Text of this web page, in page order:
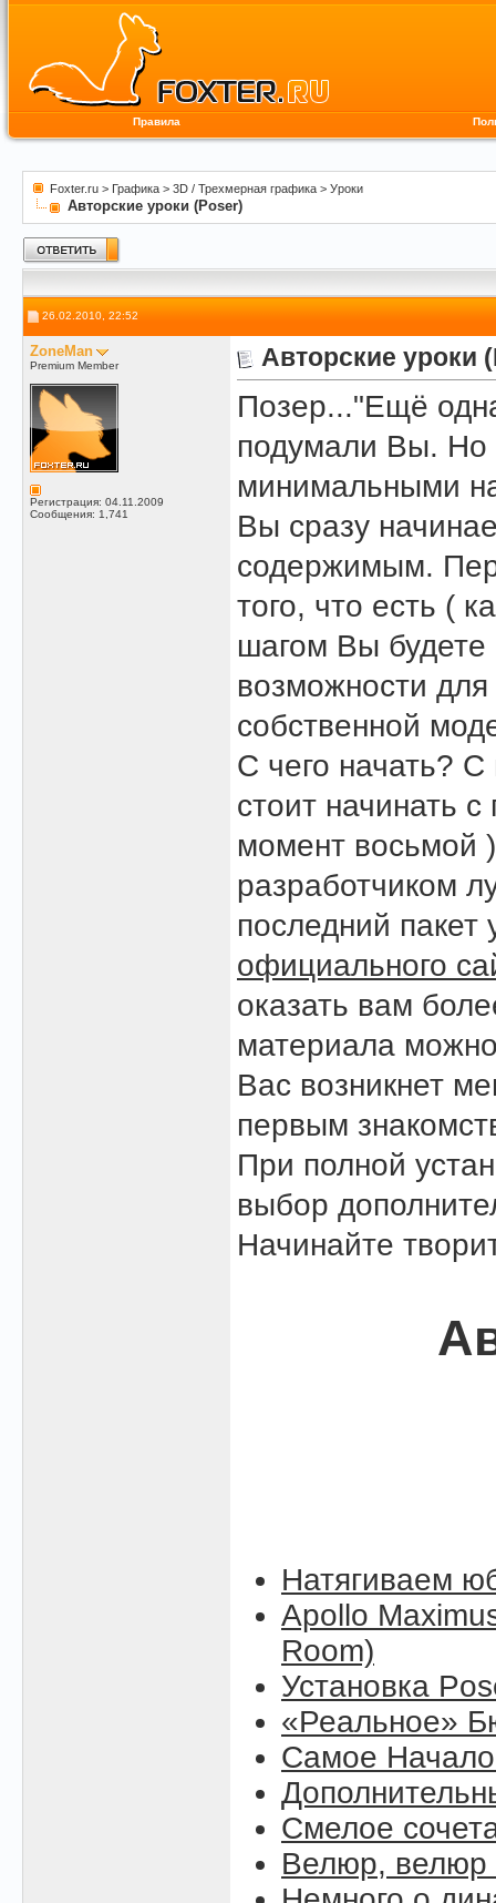
Правила
Foxter.ru > Графика > 3D / Трехмерная графика > Уроки
Авторские уроки (Poser)
26.02.2010, 22:52
ZoneMan
Premium Member
Регистрация: 04.11.2009
Сообщения: 1,741
Авторские уроки
Позер..."Ещё
подумали Вы. Но
минимальными
Вы сразу
содержимым.
того, что есть (
шагом Вы будете
возможности
собственной
С чего начать?
стоит начинать
момент восьмой
разработчиком
последний
официального
оказать вам
материала
Вас возникнет
первым
При полной
выбор
Начинайте
Натягиваем
Apollo
Room)
Установка
«Реальное»
Самое
Смелое
Велюр, велюр